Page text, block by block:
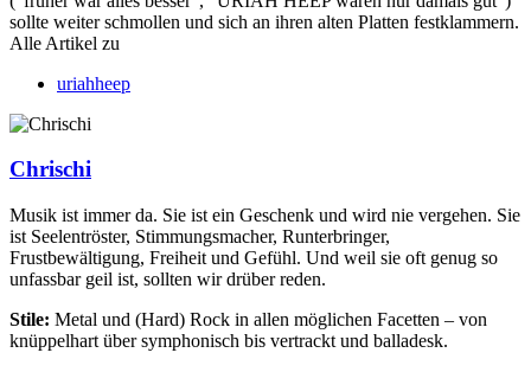
sollte weiter schmollen und sich an ihren alten Platten festklammern.
Alle Artikel zu
uriahheep
Chrischi
Musik ist immer da. Sie ist ein Geschenk und wird nie vergehen. Sie
ist Seelentröster, Stimmungsmacher, Runterbringer,
Frustbewältigung, Freiheit und Gefühl. Und weil sie oft genug so
unfassbar geil ist, sollten wir drüber reden.
Stile: Metal und (Hard) Rock in allen möglichen Facetten – von
knüppelhart über symphonisch bis vertrackt und balladesk.